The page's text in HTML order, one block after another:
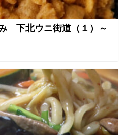
下北ウニ街道（１）～